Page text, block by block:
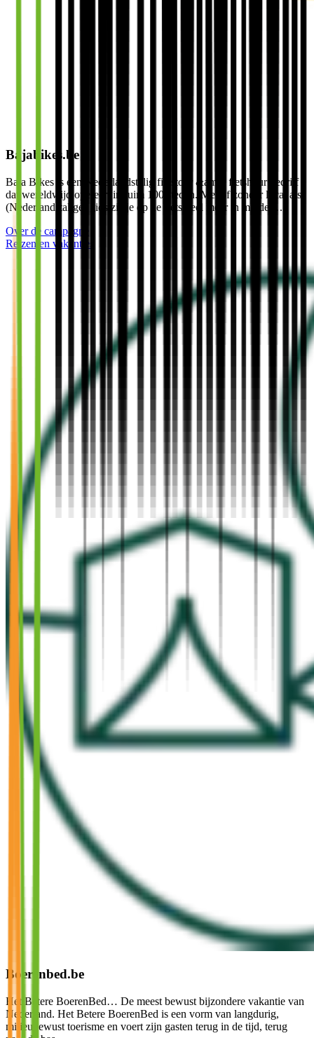
Bajabikes.be
Baja Bikes is een Nederlandstalig fietstour &amp; fietshuur bedrijf
dat wereldwijd opereert in ruim 100 steden. Met of zonder local als
(Nederlandstalige) gids zie je op de fiets veel meer in minder …
Over de campagne
Reizen en vakanties
Boerenbed.be
Het Betere BoerenBed… De meest bewust bijzondere vakantie van
Nederland. Het Betere BoerenBed is een vorm van langdurig,
milieubewust toerisme en voert zijn gasten terug in de tijd, terug